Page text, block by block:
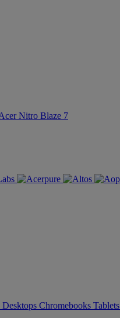
Nitro Blaze 7
Desktops Chromebooks Tablets